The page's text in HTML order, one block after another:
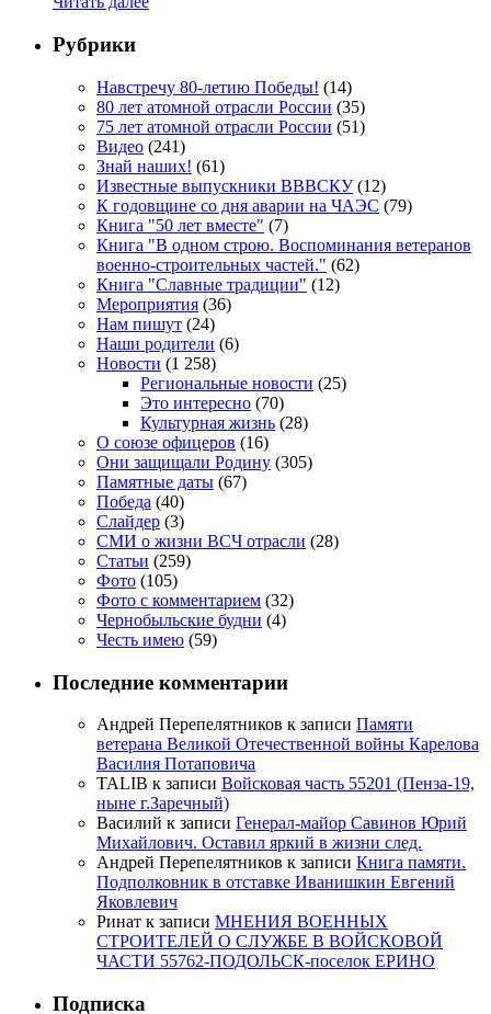
Рубрики
Навстречу 80-летию Победы! (14)
80 лет атомной отрасли России (35)
75 лет атомной отрасли России (51)
Видео (241)
Знай наших! (61)
Известные выпускники ВВВСКУ(12)
К годовщине со дня аварии на ЧАЭС (79)
Книга "50 лет вместе" (7)
Книга "В одном строю. Воспоминания ветеранов
военно-строительных частей." (62)
Книга "Славные традиции" (12)
Мероприятия (36)
Нам пишут (24)
Наши родители (6)
Новости (1 258)
Региональные новости (25)
Это интересно (70)
Культурная жизнь (28)
О союзе офицеров (16)
Они защищали Родину (305)
Памятные даты (67)
Победа (40)
Слайдер (3)
СМИ о жизни ВСЧ отрасли (28)
Статьи (259)
Фото (105)
Фото с комментарием (32)
Чернобыльские будни (4)
Честь имею (59)
Последние комментарии
Андрей Перепелятников к записи Памяти
ветерана Великой Отечественной войны Карелова
Василия Потаповича
TALIB к записи Войсковая часть 55201 (Пенза-19,
ныне г.Заречный)
Василий к записи Генерал-майор Савинов Юрий
Михайлович. Оставил яркий в жизни след.
Андрей Перепелятников к записи Книга памяти.
Подполковник в отставке Иванишкин Евгений
Яковлевич
Ринат к записи МНЕНИЯ ВОЕННЫХ
СТРОИТЕЛЕЙ О СЛУЖБЕ В ВОЙСКОВОЙ
ЧАСТИ 55762-ПОДОЛЬСК-поселок ЕРИНО
Подписка